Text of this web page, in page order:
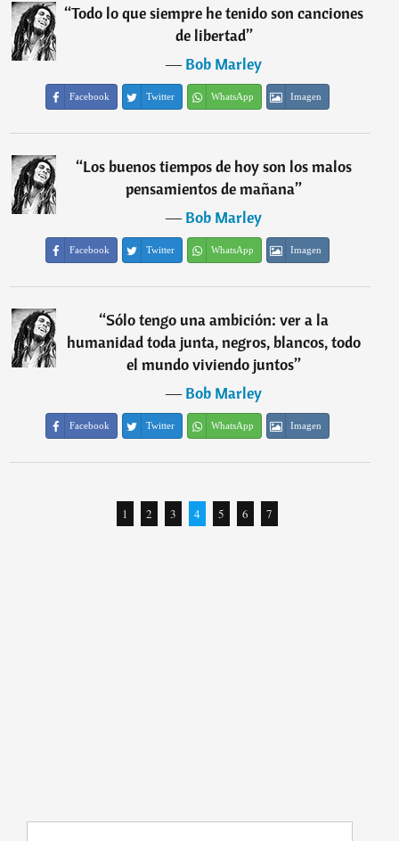
“Todo lo que siempre he tenido son canciones
de libertad”
―Bob Marley
Facebook Twitter WhatsApp Imagen
“Los buenos tiempos de hoy son los malos
pensamientos de mañana”
―Bob Marley
Facebook Twitter WhatsApp Imagen
“Sólo tengo una ambición: ver a la
humanidad toda junta, negros, blancos, todo
el mundo viviendo juntos”
―Bob Marley
Facebook Twitter WhatsApp Imagen
1 2 3 4 5 6 7